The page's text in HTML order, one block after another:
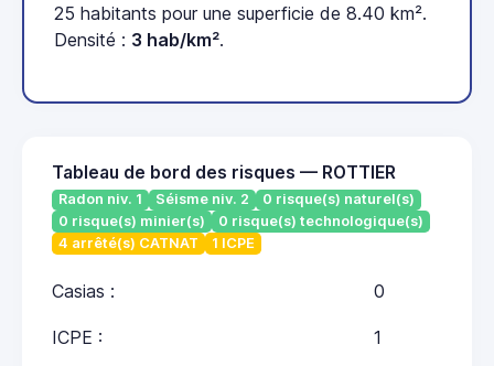
25 habitants pour une superficie de 8.40 km².
Densité : 3 hab/km².
Tableau de bord des risques — ROTTIER
Radon niv. 1 Séisme niv. 2
0 risque(s) naturel(s)
0 risque(s) minier(s)
0 risque(s) technologique(s)
4 arrêté(s) CATNAT
1 ICPE
Casias : 0
ICPE : 1